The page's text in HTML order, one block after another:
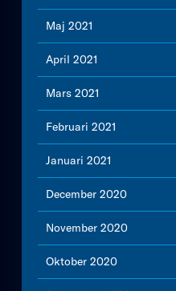
Maj 2021
April 2021
Mars 2021
Februari 2021
Januari 2021
December 2020
November 2020
Oktober 2020